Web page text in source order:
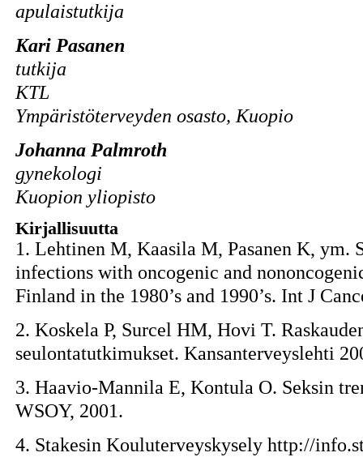
apulaistutkija
Kari Pasanen
tutkija
KTL
Ympäristöterveyden osasto, Kuopio
Johanna Palmroth
gynekologi
Kuopion yliopisto
Kirjallisuutta
1. Lehtinen M, Kaasila M, Pasanen K, ym.
infections with oncogenic and
Finland in the 1980’s and 1990’s. Int J
2. Koskela P, Surcel HM, Hovi T.
seulontatutkimukset. Kansanterveyslehti
3. Haavio-Mannila E, Kontula O. Seksin
WSOY, 2001.
4. Stakesin Kouluterveyskysely http://